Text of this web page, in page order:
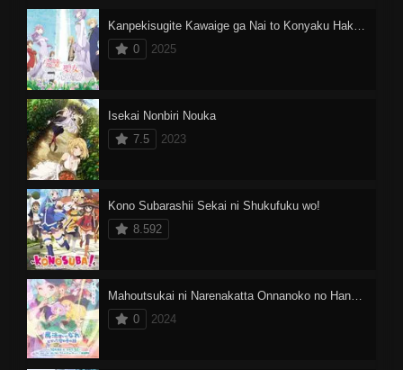
Kanpekisugite Kawaige ga Nai to Konyaku Haki sareta Seijo wa Ringoku ni Urareru
0
2025
Isekai Nonbiri Nouka
7.5
2023
Kono Subarashii Sekai ni Shukufuku wo!
8.592
Mahoutsukai ni Narenakatta Onnanoko no Hanashi
0
2024